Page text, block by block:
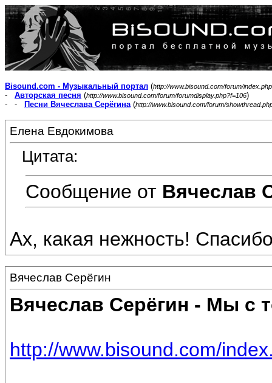
Bisound.com - Музыкальный портал (http://www.bisound.com/forum/index.php
- Авторская песня (http://www.bisound.com/forum/forumdisplay.php?f=106)
- -
Песни Вячеслава Серёгина(http://www.bisound.com/forum/
Елена Евдокимова
Цитата:
Сообщение от Вячеслав
Ах, какая нежность!
Вячеслав Серёгин
Вячеслав Серёгин - Мы с
http://www.bisound.com/